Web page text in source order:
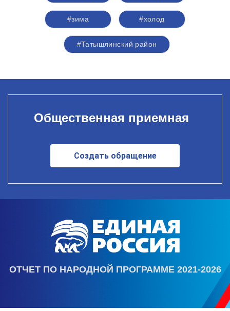
#зима #холод
#Татышлинский район
Общественная приемная
Создать обращение
ОТЧЕТ ПО НАРОДНОЙ ПРОГРАММЕ 2021-2026